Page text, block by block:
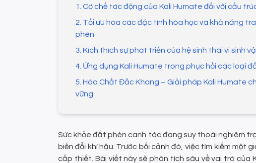
1. Cơ chế tác động của Kali Humate đối với cấu
2. Tối ưu hóa các đặc tính hóa học và khả năng
phèn
3. Kích thích sự phát triển của hệ sinh thái vi sinh
4. Ứng dụng Kali Humate trong phục hồi các loại
5. Hóa Chất Đắc Khang – Giải pháp Kali Humate
vững
Sức khỏe đất phèn canh tác đang suy thoái nghiêm
biến đổi khí hậu. Trước bối cảnh đó, việc tìm kiếm một
cấp thiết. Bài viết này sẽ phân tích sâu về vai trò của